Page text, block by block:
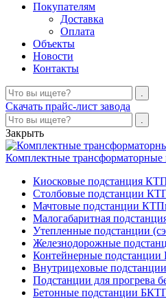
Покупателям
Доставка
Оплата
Объекты
Новости
Контакты
Скачать прайс-лист завода
Закрыть
Комплектные трансформаторные
Киосковые подстанция
Столбовые подстанции
Мачтовые подстанции
Малогабаритная
Утепленные подстанции
Железнодорожные
Контейнерные
Внутрицеховые
Подстанции для прогрева
Бетонные подстанции